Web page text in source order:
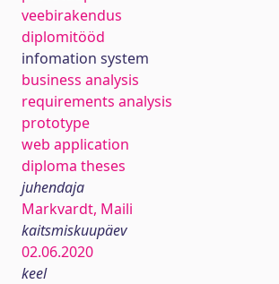
veebirakendus
diplomitööd
infomation system
business analysis
requirements analysis
prototype
web application
diploma theses
juhendaja
Markvardt, Maili
kaitsmiskuupäev
02.06.2020
keel